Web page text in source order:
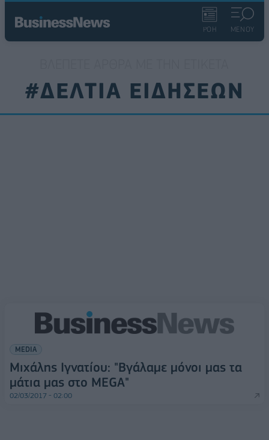
ΡΟΗ ΜΕΝΟΥ
#ΔΕΛΤΙΑ ΕΙΔΗΣΕΩΝ
MEDIA
Μιχάλης Ιγνατίου: "Βγάλαμε μόνοι μας τα
μάτια μας στο MEGA"
02/03/2017 - 02:00